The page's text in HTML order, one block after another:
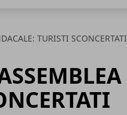
TURISTI SCONCERTATI